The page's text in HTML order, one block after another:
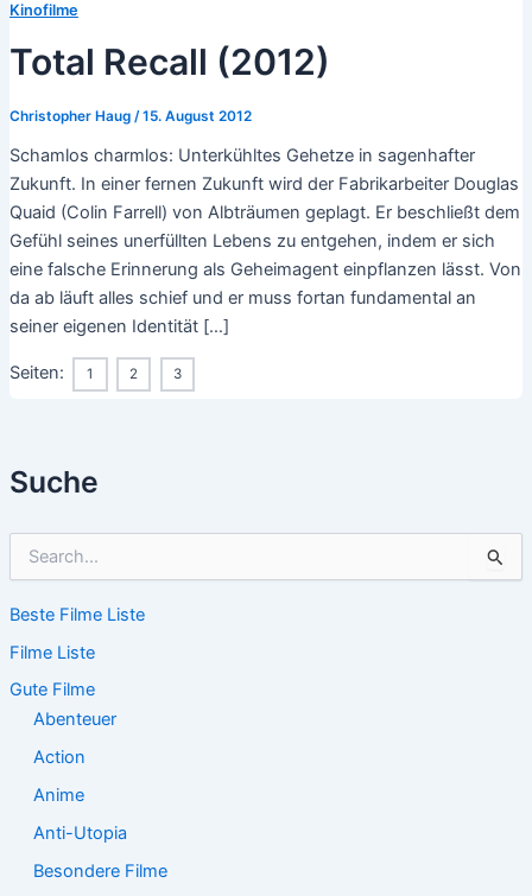
Suche
h
n
n
Beste Filme Liste
Filme Liste
Gute Filme
Abenteuer
Action
Anime
Anti-Utopia
Besondere Filme
Kinofilme
Total Recall (2012)
Christopher Haug /15. August 2012
Schamlos charmlos: Unterkühltes Gehetze in sagenhafter
Zukunft. In einer fernen Zukunft wird der Fabrikarbeiter Douglas
Quaid (Colin Farrell) von Albträumen geplagt. Er beschließt dem
Gefühl seines unerfüllten Lebens zu entgehen, indem er sich
eine falsche Erinnerung als Geheimagent einpflanzen lässt. Von
da ab läuft alles schief und er muss fortan fundamental an
seiner eigenen Identität […]
Seiten: 1 2 3